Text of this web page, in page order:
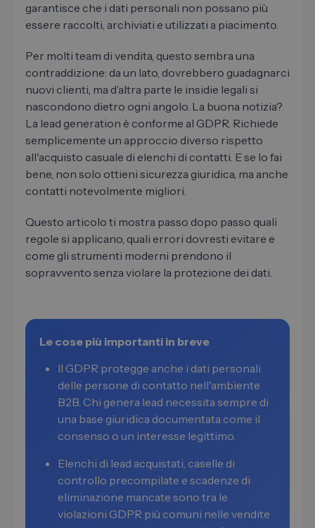
garantisce che i dati personali non possano più
essere raccolti, archiviati e utilizzati a piacimento.
Per molti team di vendita, questo sembra una
contraddizione: da un lato, dovrebbero guadagnarci
nuovi clienti, ma d’altra parte le insidie legali si
nascondono dietro ogni angolo. La buona notizia?
La lead generation è conforme al GDPR. Richiede
semplicemente un approccio diverso rispetto
all'acquisto casuale di elenchi di contatti. E se lo fai
bene, non solo ottieni sicurezza giuridica, ma anche
contatti notevolmente migliori.
Questo articolo ti mostra passo dopo passo quali
regole si applicano, quali errori dovresti evitare e
come gli strumenti moderni prendono il
sopravvento senza violare la protezione dei dati.
Le cose più importanti in breve
Il GDPR protegge anche i dati personali
delle persone di contatto nell'ambiente
B2B. Chi genera lead necessita sempre di
una base giuridica documentata come il
consenso o un interesse legittimo.
Elenchi di lead acquistati, caselle di
controllo precompilate e scadenze di
eliminazione mancate sono tra le
violazioni GDPR più comuni nelle vendite